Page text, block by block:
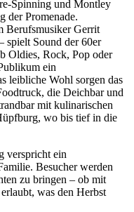
Spinning und Montley
der Promenade.
Berufsmusiker Gerrit
spielt Sound der 60er
Oldies, Rock, Pop oder
ein
leibliche Wohl sorgen das
die Deichbar und
mit kulinarischen
wo bis tief in die
verspricht ein
Besucher werden
zu bringen – ob mit
was den Herbst